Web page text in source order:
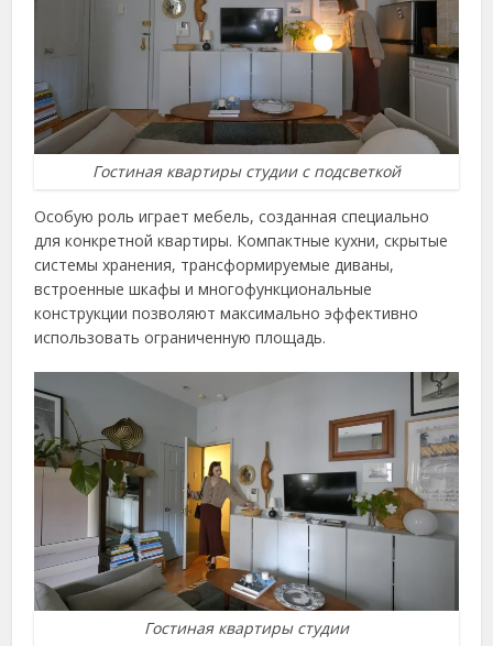
Гостиная квартиры студии с подсветкой
Особую роль играет мебель, созданная специально
для конкретной квартиры. Компактные кухни, скрытые
системы хранения, трансформируемые диваны,
встроенные шкафы и многофункциональные
конструкции позволяют максимально эффективно
использовать ограниченную площадь.
Гостиная квартиры студии